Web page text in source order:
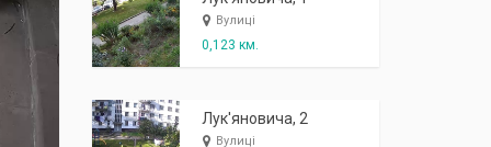
Вулиці
0,123 км.
Лук'яновича, 2
Вулиці